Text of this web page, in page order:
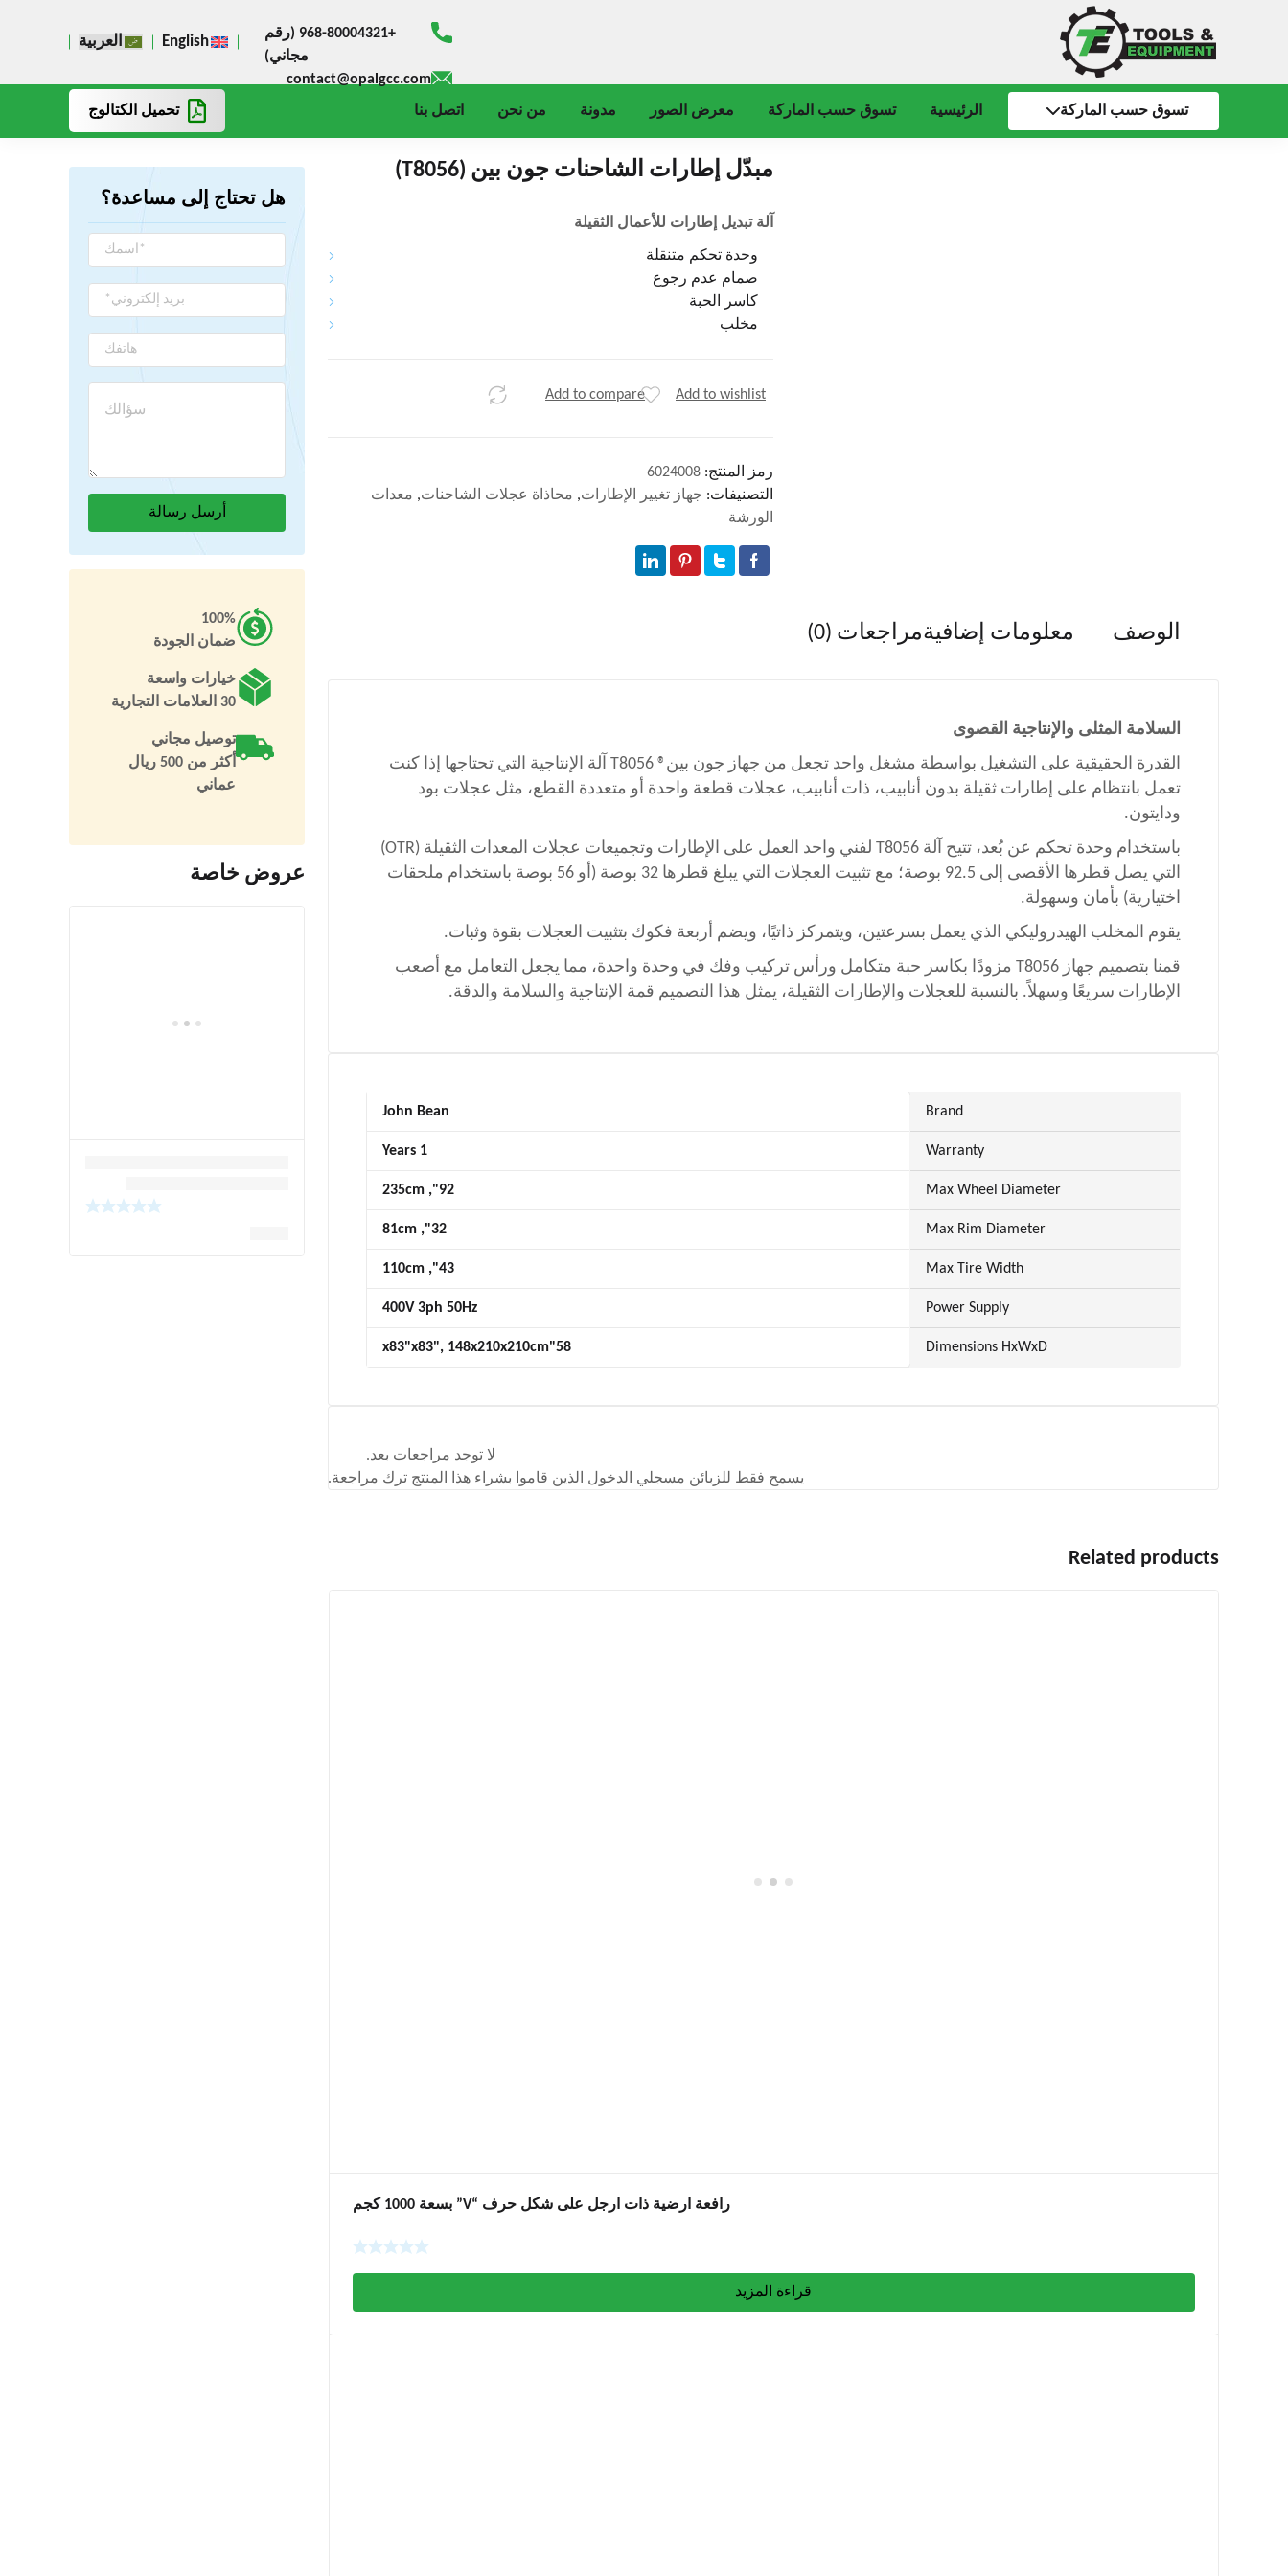
العربية English
+968-80004321 (رقم
مجاني)
contact@opalgcc.com
تحميل الكتالوج تسوق حسب الماركة اتصل بنا من نحن مدونة معرض الصور تسوق حسب الماركة الرئيسية
مبدّل إطارات الشاحنات جون بين (T8056)
آلة تبديل إطارات للأعمال الثقيلة
وحدة تحكم متنقلة
صمام عدم رجوع
كاسر الحبة
مخلب
Add to wishlist
Add to compare
رمز المنتج: 6024008
التصنيفات: جهاز تغيير الإطارات, محاذاة عجلات الشاحنات, معدات
الورشة
الوصف معلومات إضافيةمراجعات (0)
السلامة المثلى والإنتاجية القصوى
القدرة الحقيقية على التشغيل بواسطة مشغل واحد تجعل من جهاز جون بين® T8056 آلة الإنتاجية التي تحتاجها إذا كنت
تعمل بانتظام على إطارات ثقيلة بدون أنابيب، ذات أنابيب، عجلات قطعة واحدة أو متعددة القطع، مثل عجلات بود
ودايتون.
باستخدام وحدة تحكم عن بُعد، تتيح آلة T8056 لفني واحد العمل على الإطارات وتجميعات عجلات المعدات الثقيلة (OTR)
التي يصل قطرها الأقصى إلى 92.5 بوصة؛ مع تثبيت العجلات التي يبلغ قطرها 32 بوصة (أو 56 بوصة باستخدام ملحقات
اختيارية) بأمان وسهولة.
يقوم المخلب الهيدروليكي الذي يعمل بسرعتين، ويتمركز ذاتيًا، ويضم أربعة فكوك بتثبيت العجلات بقوة وثبات.
قمنا بتصميم جهاز T8056 مزودًا بكاسر حبة متكامل ورأس تركيب وفك في وحدة واحدة، مما يجعل التعامل مع أصعب
الإطارات سريعًا وسهلاً. بالنسبة للعجلات والإطارات الثقيلة، يمثل هذا التصميم قمة الإنتاجية والسلامة والدقة.
Brand
John Bean
Warranty
1 Years
Max Wheel Diameter
92", 235cm
Max Rim Diameter
32", 81cm
Max Tire Width
43", 110cm
Power Supply
400V 3ph 50Hz
Dimensions HxWxD
58"x83"x83", 148x210x210cm
لا توجد مراجعات بعد.
يسمح فقط للزبائن مسجلي الدخول الذين قاموا بشراء هذا المنتج ترك مراجعة.
Related products
رافعة أرضية ذات أرجل على شكل حرف “V” بسعة 1000 كجم
قراءة المزيد
هل تحتاج إلى مساعدة؟
100%
ضمان الجودة
خيارات واسعة
30 العلامات التجارية
توصيل مجاني
أكثر من 500 ريال
عماني
عروض خاصة